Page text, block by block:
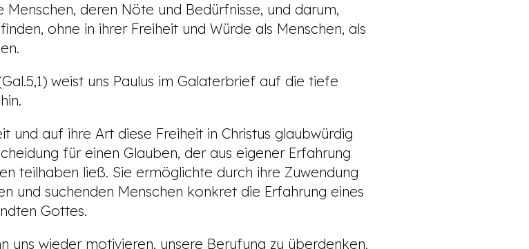
deren Nöte und Bedürfnisse, und darum,
ohne in ihrer Freiheit und Würde als Menschen, als
weist uns Paulus im Galaterbrief auf die tiefe
auf ihre Art diese Freiheit in Christus glaubwürdig
für einen Glauben, der aus eigener Erfahrung
teilhaben ließ. Sie ermöglichte durch ihre Zuwendung
und suchenden Menschen konkret die Erfahrung eines
Gottes.
wieder motivieren, unsere Berufung zu überdenken.